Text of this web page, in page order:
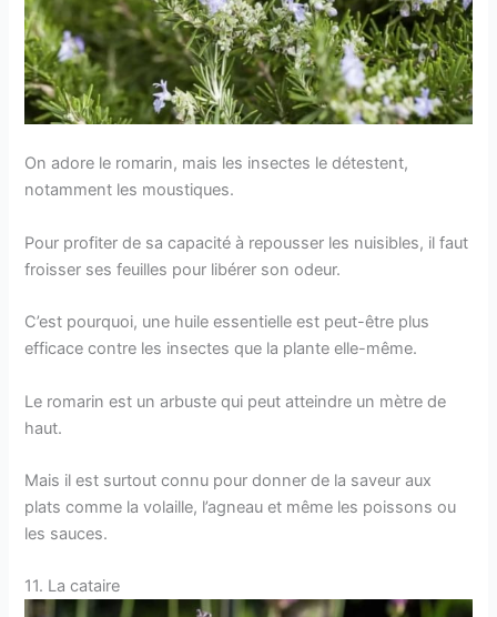
On adore le romarin, mais les insectes le détestent,
notamment les moustiques.
Pour profiter de sa capacité à repousser les nuisibles, il faut
froisser ses feuilles pour libérer son odeur.
C’est pourquoi, une huile essentielle est peut-être plus
efficace contre les insectes que la plante elle-même.
Le romarin est un arbuste qui peut atteindre un mètre de
haut.
Mais il est surtout connu pour donner de la saveur aux
plats comme la volaille, l’agneau et même les poissons ou
les sauces.
11. La cataire